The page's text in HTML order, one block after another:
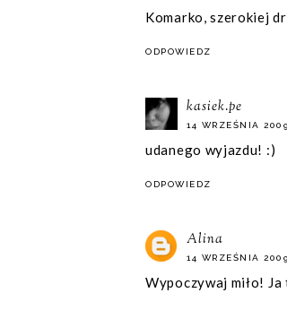
Komarko, szerokiej
ODPOWIEDZ
kasiek.pe
14 WRZEŚNIA
udanego wyjazdu! :)
ODPOWIEDZ
Alina
14 WRZEŚNIA
Wypoczywaj miło!